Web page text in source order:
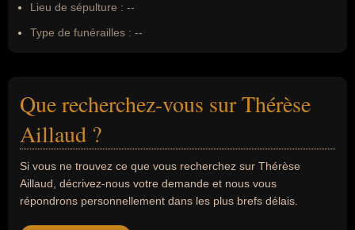
Lieu de sépulture : --
Type de funérailles : --
Que recherchez-vous sur Thérèse
Aillaud ?
Si vous ne trouvez ce que vous recherchez sur Thérèse
Aillaud, décrivez-nous votre demande et nous vous
répondrons personnellement dans les plus brefs délais.